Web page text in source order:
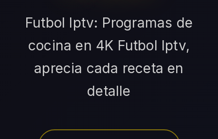
Futbol Iptv: Programas de
cocina en 4K Futbol Iptv,
aprecia cada receta en
detalle